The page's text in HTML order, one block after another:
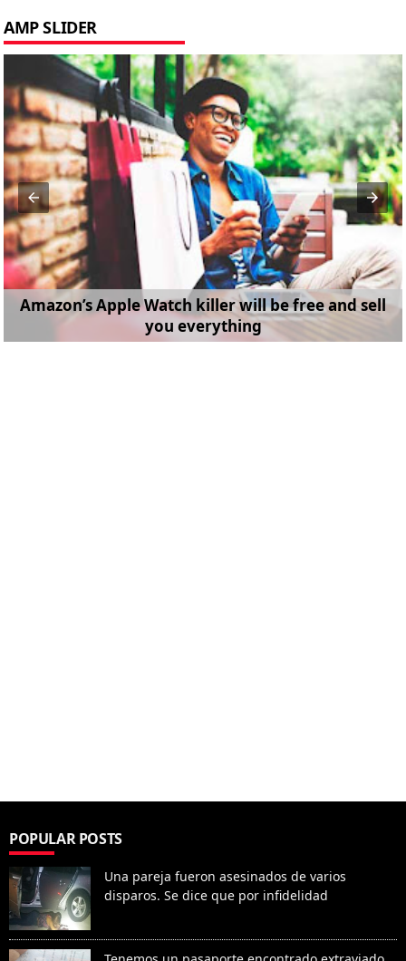
AMP SLIDER
Amazon’s Apple Watch killer will be free and sell
you everything
POPULAR POSTS
Una pareja fueron asesinados de varios
disparos. Se dice que por infidelidad